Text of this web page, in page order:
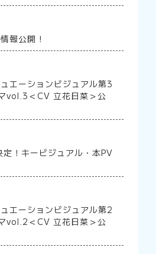
報公開！
エーションビジュアル第3
vol.3＜CV 立花日菜＞公
！キービジュアル・本PV
エーションビジュアル第2
vol.2＜CV 立花日菜＞公